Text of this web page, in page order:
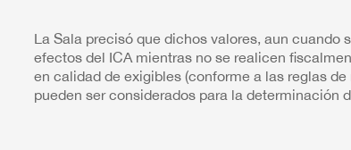
La Sala precisó que dichos valores, aun
efectos del ICA mientras no se realicen
en calidad de exigibles (conforme a las reglas
pueden ser considerados para la determinación